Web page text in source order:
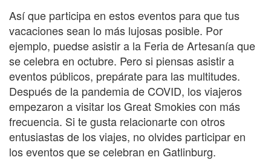
Así que participa en estos eventos para que tus
vacaciones sean lo más lujosas posible. Por
ejemplo, puedse asistir a la Feria de Artesanía que
se celebra en octubre. Pero si piensas asistir a
eventos públicos, prepárate para las multitudes.
Después de la pandemia de COVID, los viajeros
empezaron a visitar los Great Smokies con más
frecuencia. Si te gusta relacionarte con otros
entusiastas de los viajes, no olvides participar en
los eventos que se celebran en Gatlinburg.